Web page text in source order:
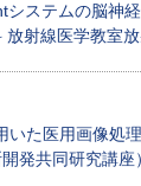
システムの脳
放射線医学教室放
いた医用画像
発共同研究講座）